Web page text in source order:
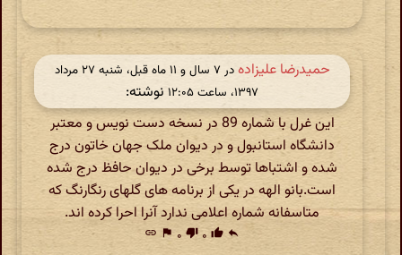
حمیدرضا علیزاده
در ‫۷ سال و ۱۱ ماه قبل، شنبه ۲۷ مرداد
۱۳۹۷، ساعت ۱۲:۰۵
نوشته:
این غرل با شماره 89 در نسخه دست نویس و معتبر
دانشگاه استانبول و در دیوان ملک جهان خاتون درج
شده و اشتباها توسط برخی در دیوان حافظ درج شده
است.بانو الهه در یکی از برنامه های گلهای رنگارنگ که
متاسفانه شماره اعلامی ندارد آنرا احرا کرده اند.
reply
thumb_up ۰ thumb_down ۰ flag
link